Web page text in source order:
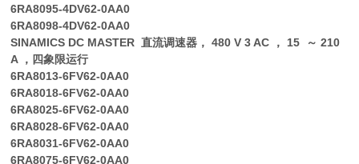
6RA8095-4DV62-0AA0
6RA8098-4DV62-0AA0
SINAMICS DC MASTER 直流调速器， 480 V 3 AC ， 15 ～ 210
A ，四象限运行
6RA8013-6FV62-0AA0
6RA8018-6FV62-0AA0
6RA8025-6FV62-0AA0
6RA8028-6FV62-0AA0
6RA8031-6FV62-0AA0
6RA8075-6FV62-0AA0